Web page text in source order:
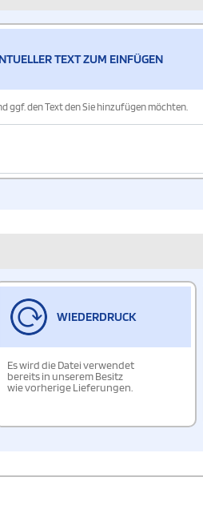
TEXT ZUM EINFÜGEN
ggf. den Text den Sie hinzufügen möchten.
WIEDERDRUCK
Es wird die Datei verwendet
bereits in unserem Besitz
wie vorherige Lieferungen.